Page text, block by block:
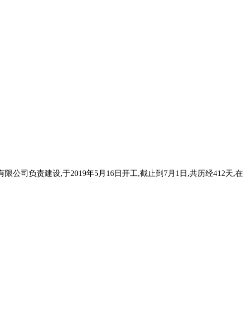
公司负责建设,于2019年5月16日开工,截止到7月1日,共历经412天,在